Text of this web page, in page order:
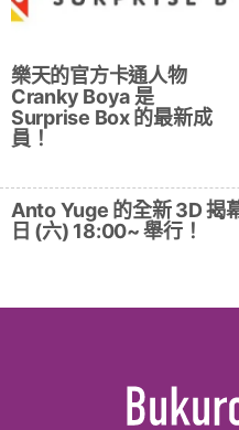
樂天的官方卡通人物
Cranky Boya 是
Surprise Box 的最新成
員！
Anto Yuge 的全新 3D 揭
日 (六) 18:00~ 舉行！